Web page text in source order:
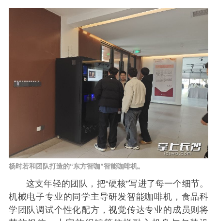
杨时若和团队打造的“东方智咖”智能咖啡机。
这支年轻的团队，把“硬核”写进了每一个细节。
机械电子专业的同学主导研发智能咖啡机，食品科
学团队调试个性化配方，视觉传达专业的成员则将